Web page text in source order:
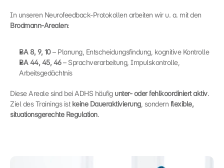
Brodmann-Arealen:
BA 8, 9, 10 – Planung, Entscheidungsfindung, kognitive Kontrolle
BA 44, 45, 46 – Sprachverarbeitung, Impulskontrolle,
Arbeitsgedächtnis
Diese Areale sind bei ADHS häufig unter- oder fehlkoordiniert aktiv.
Ziel des Trainings ist keine Daueraktivierung, sondern flexible,
situationsgerechte Regulation.